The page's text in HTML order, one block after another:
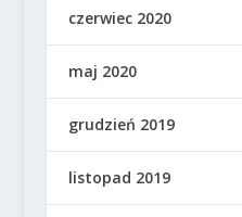
czerwiec 2020
maj 2020
grudzień 2019
listopad 2019